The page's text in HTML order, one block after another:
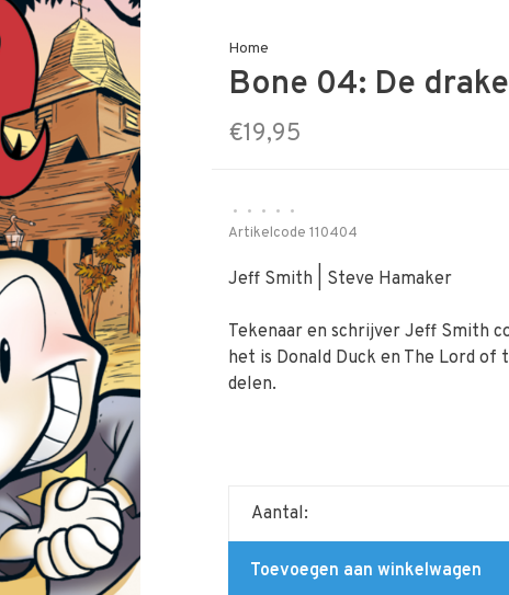
Home
Bone 04: De
€19,95
• • • •
•
Artikelcode 110404
Jeff Smith | Steve Hamaker
Tekenaar en schrijver Jeff Smith
het is Donald Duck en The Lord of
delen.
Aantal:
Toevoegen aan winkelwagen